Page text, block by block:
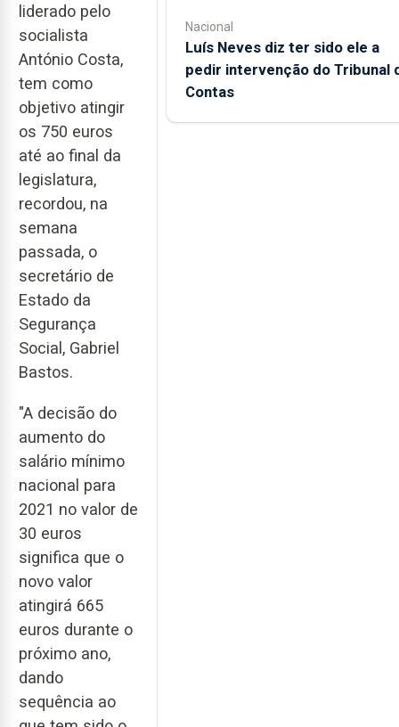
liderado pelo
socialista
António Costa,
tem como
objetivo atingir
os 750 euros
até ao final da
legislatura,
recordou, na
semana
passada, o
secretário de
Estado da
Segurança
Social, Gabriel
Bastos.
"A decisão do
aumento do
salário mínimo
nacional para
2021 no valor de
30 euros
significa que o
novo valor
atingirá 665
euros durante o
próximo ano,
dando
sequência ao
Nacional
Luís Neves diz ter sido ele a
pedir intervenção do Tribunal
Contas